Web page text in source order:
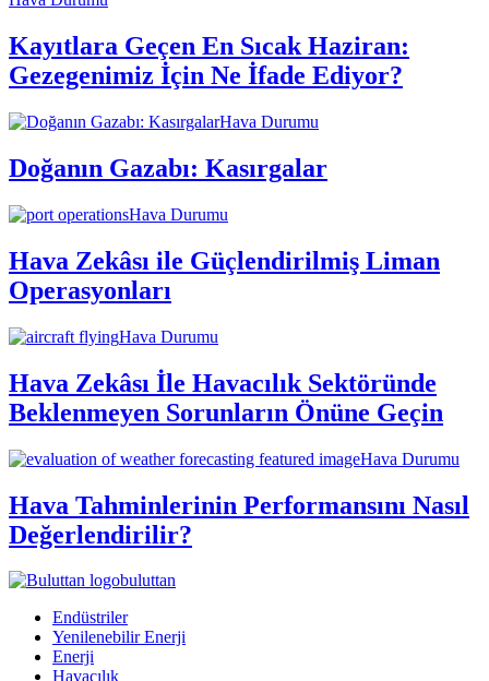
Kayıtlara Geçen En Sıcak Haziran:
Gezegenimiz İçin Ne İfade Ediyor?
Hava Durumu
Doğanın Gazabı: Kasırgalar
Hava Durumu
Hava Zekâsı ile Güçlendirilmiş Liman
Operasyonları
Hava Durumu
Hava Zekâsı İle Havacılık Sektöründe
Beklenmeyen Sorunların Önüne Geçin
Hava Durumu
Hava Tahminlerinin Performansını Nasıl
Değerlendirilir?
buluttan
Endüstriler
Yenilenebilir Enerji
Enerji
Havacılık